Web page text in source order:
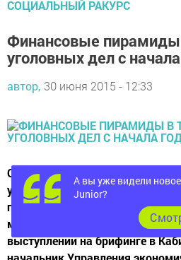
СОЦИАЛЬНЫЙ РАКУРС
Финансовые пирамиды
уголовных дел с
автор, 30 июня 2015 - 12:33
С начала 2015 года по
уголовных дел в отношении
пирамид, ущерб по этим делам
миллионов рублей. Эти данные
выступлении на брифинге в
А вы уже видели
Junior?